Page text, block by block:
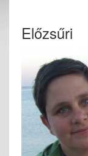
Előzsűri